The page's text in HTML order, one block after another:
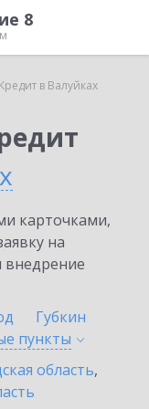
8
в Валуйках
карточками,
на
внедрение
Губкин
пункты
область,